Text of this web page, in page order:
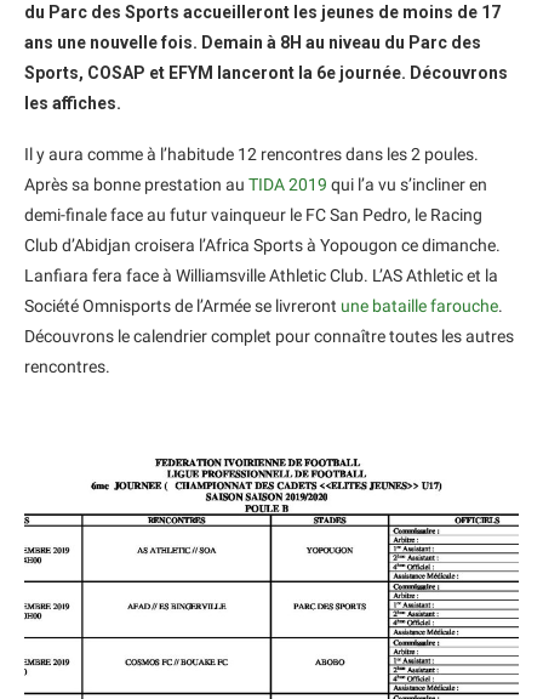
du Parc des Sports accueilleront les jeunes de moins de 17
ans une nouvelle fois. Demain à 8H au niveau du Parc des
Sports, COSAP et EFYM lanceront la 6e journée. Découvrons
les affiches.
Il y aura comme à l’habitude 12 rencontres dans les 2 poules.
Après sa bonne prestation au TIDA 2019 qui l’a vu s’incliner en
demi-finale face au futur vainqueur le FC San Pedro, le Racing
Club d’Abidjan croisera l’Africa Sports à Yopougon ce dimanche.
Lanfiara fera face à Williamsville Athletic Club. L’AS Athletic et la
Société Omnisports de l’Armée se livreront une bataille farouche.
Découvrons le calendrier complet pour connaître toutes les autres
rencontres.